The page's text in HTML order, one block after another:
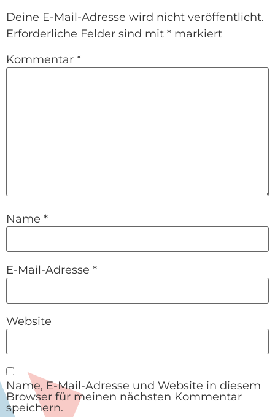
Deine E-Mail-Adresse wird nicht veröffentlicht.
Erforderliche Felder sind mit * markiert
Kommentar *
Name *
E-Mail-Adresse *
Website
Name, E-Mail-Adresse und Website in diesem
Browser für meinen nächsten Kommentar
speichern.